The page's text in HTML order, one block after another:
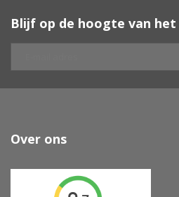
Blijf op de hoogte van
Over ons